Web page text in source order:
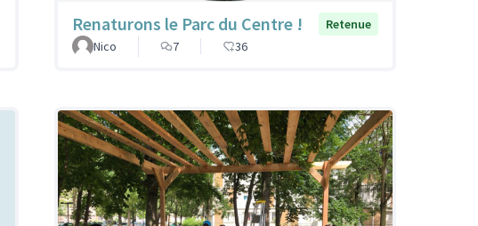
Renaturons le Parc du Centre !
Retenue
Nico
7 36